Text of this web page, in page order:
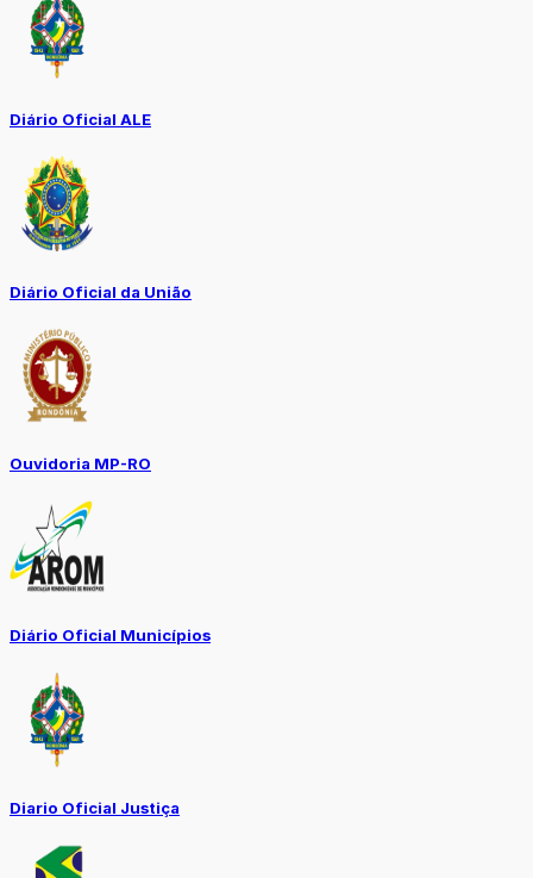
Diário Oficial ALE
Diário Oficial da União
Ouvidoria MP-RO
Diário Oficial Municípios
Diario Oficial Justiça